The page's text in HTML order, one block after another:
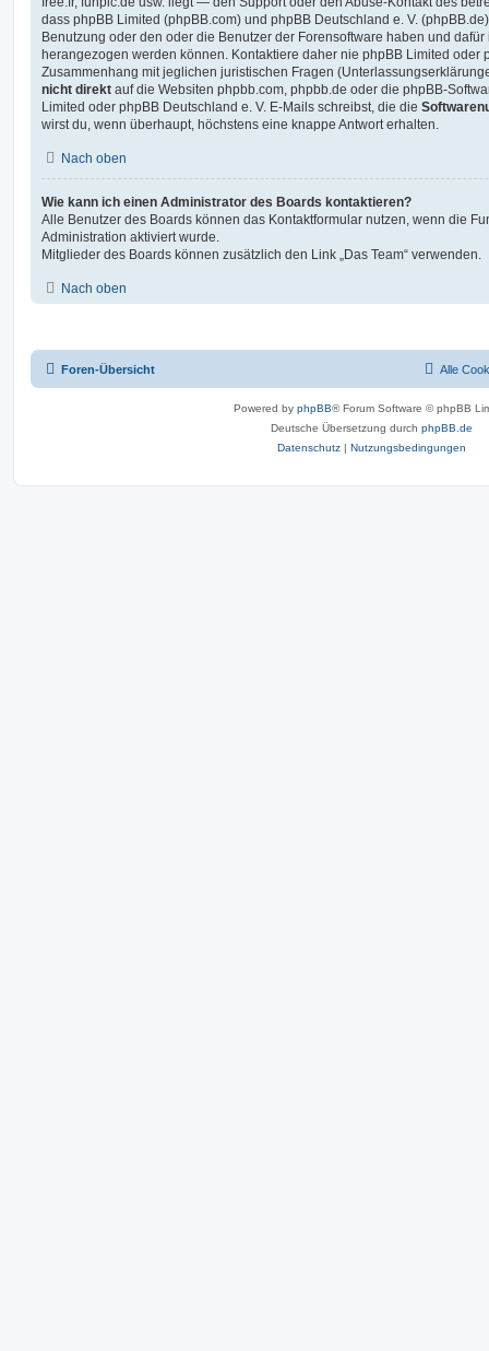
dass phpBB Limited (phpBB.com) und phpBB Deutschland e. V.
Benutzung oder den oder die Benutzer der Forensoftware haben und
herangezogen werden können. Kontaktiere daher nie phpBB Limited oder
Zusammenhang mit jeglichen juristischen Fragen
nicht direkt auf die Websiten phpbb.com, phpbb.de oder die phpBB-
Limited oder phpBB Deutschland e. V. E-Mails schreibst, die die
wirst du, wenn überhaupt, höchstens eine knappe Antwort erhalten.
Nach oben
Wie kann ich einen Administrator des Boards kontaktieren?
Alle Benutzer des Boards können das Kontaktformular nutzen, wenn die
Administration aktiviert wurde.
Mitglieder des Boards können zusätzlich den Link „Das Team“ verwenden.
Nach oben
Foren-Übersicht Alle
Powered by phpBB® Forum Software © phpBB
Deutsche Übersetzung durch phpBB.de
Datenschutz | Nutzungsbedingungen